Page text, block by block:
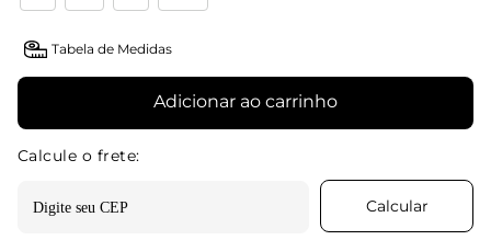
Tabela de Medidas
Adicionar ao carrinho